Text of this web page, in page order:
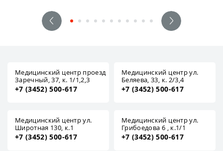
Медицинский центр проезд
Заречный, 37, к. 1/1,2,3
+7 (3452) 500-617
Медицинский центр ул.
Беляева, 33, к. 2/3,4
+7 (3452) 500-617
Медицинский центр ул.
Широтная 130, к.1
+7 (3452) 500-617
Медицинский центр ул.
Грибоедова 6 , к.1/1
+7 (3452) 500-617